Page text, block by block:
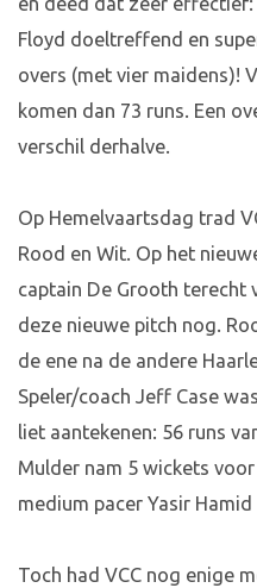
Floyd doeltreffend en
overs (met vier maidens)!
komen dan 73 runs. Een
verschil derhalve.
Op Hemelvaartsdag trad
Rood en Wit. Op het
captain De Grooth terecht
deze nieuwe pitch nog.
de ene na de andere
Speler/coach Jeff Case
liet aantekenen: 56 runs
Mulder nam 5 wickets
medium pacer Yasir
Toch had VCC nog enige